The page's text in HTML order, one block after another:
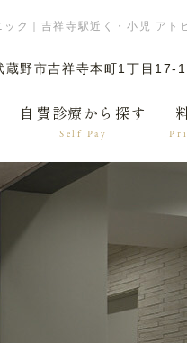
ク｜吉祥寺駅近く・小児 アト
蔵野市吉祥寺本町1丁目17-
自費診療から探す
Self Pay